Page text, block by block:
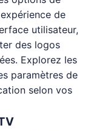
de
utilisateur,
des logos
Explorez les
paramètres de
selon vos